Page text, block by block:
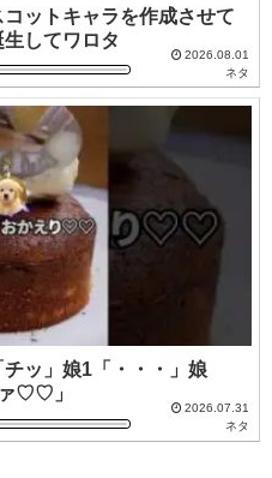
コットキャラを作成させて
してワロタ
2026.08.01
ネタ
チッ」娘1「・・・」娘
♡♡」
2026.07.31
ネタ